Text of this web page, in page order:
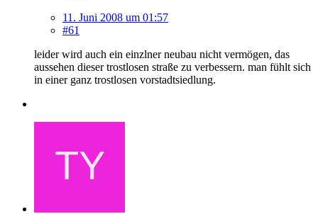
11. Juni 2008 um 01:57
#61
leider wird auch ein einzlner neubau nicht vermögen, das
aussehen dieser trostlosen straße zu verbessern. man fühlt sich
in einer ganz trostlosen vorstadtsiedlung.